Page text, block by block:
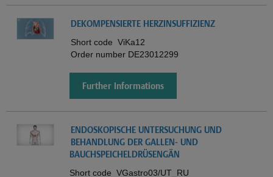
DEKOMPENSIERTE HERZINSUFFIZIENZ
Short code ViKa12
Order number DE23012299
Further Informations
ENDOSKOPISCHE UNTERSUCHUNG UND
BEHANDLUNG DER GALLEN- UND
BAUCHSPEICHELDRÜSENGÄN
Short code VGastro03/UT_RU